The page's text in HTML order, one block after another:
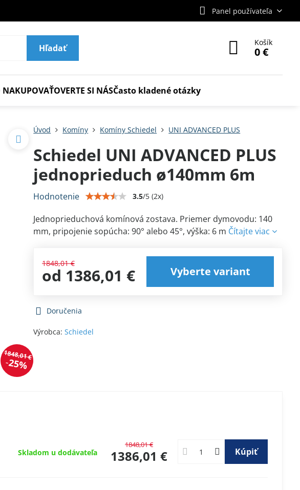
Panel používateľa
Hľadať
Košík
0 €
NAKUPOVAŤOVERTE SI NÁSČasto kladené otázky
1848,01 €
25%
Úvod Komíny Komíny Schiedel UNI ADVANCED PLUS
Schiedel UNI ADVANCED PLUS
jednoprieduch ø140mm 6m
Hodnotenie 3.5/5 (2x)
Jednoprieduchová komínová zostava. Priemer dymovodu: 140
mm, pripojenie sopúcha: 90° alebo 45°, výška: 6 m Čítajte viac
1848,01 €
od 1386,01 € Vyberte variant
Doručenia
Výrobca:Schiedel
Skladom u dodávateľa
1848,01 €
1386,01 € Kúpiť